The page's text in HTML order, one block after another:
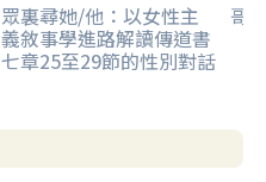
眾裏尋她/他：以女性主
義敘事學進路解讀傳道書
七章25至29節的性別對話
哥